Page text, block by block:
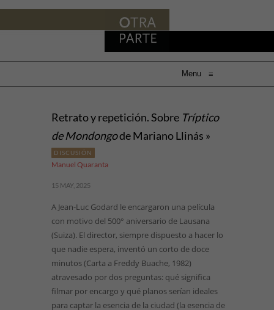
Menu ≡
Retrato y repetición. Sobre Tríptico
de Mondongode Mariano Llinás »
DISCUSIÓN
Manuel Quaranta
15 MAY, 2025
A Jean-Luc Godard le encargaron una película
con motivo del 500° aniversario de Lausana
(Suiza). El director, siempre dispuesto a hacer lo
que nadie espera, inventó un corto de doce
minutos (Carta a Freddy Buache, 1982)
atravesado por dos preguntas: qué significa
filmar por encargo y qué planos serían ideales
para captar la esencia de la ciudad (la esencia de